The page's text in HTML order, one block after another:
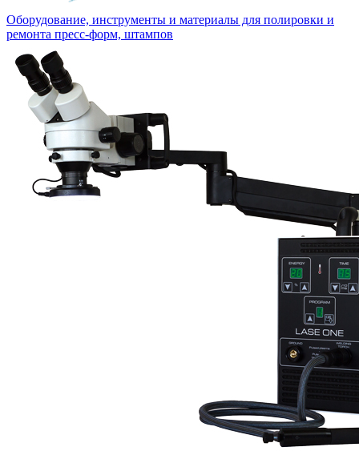
Оборудование, инструменты и материалы для полировки и
ремонта пресс-форм, штампов